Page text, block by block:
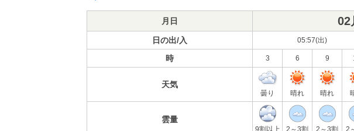
月日 02
日の出/入 05:57(出)
時 3 6 9
天気
曇り 晴れ 晴れ
雲量
9割以上 2～3割 2～3割 2